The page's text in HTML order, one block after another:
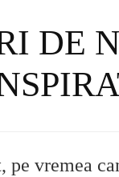
DE
pe vremea